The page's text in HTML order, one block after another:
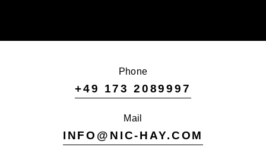
Phone
+49 173 2089997
Mail
INFO@NIC-HAY.COM